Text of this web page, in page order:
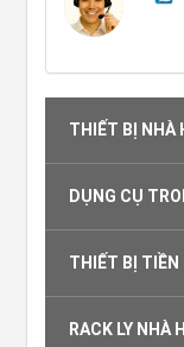
THIẾT BỊ NHÀ
DỤNG CỤ
THIẾT BỊ TIỀN
RACK LY NHÀ